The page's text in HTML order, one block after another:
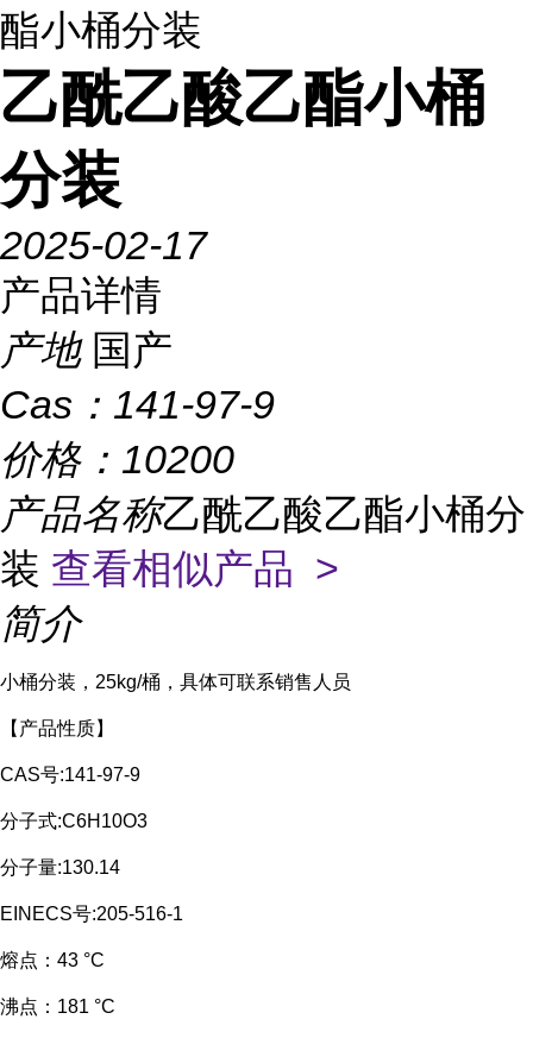
酯小桶分装
乙酰乙酸乙酯小桶
分装
2025-02-17
产品详情
产地 国产
Cas： 141-97-9
价格： 10200
产品名称乙酰乙酸乙酯小桶分
装 查看相似产品 >
简介
小桶分装，25kg/桶，具体可联系销售人员
【产品性质】
CAS号:141-97-9
分子式:C6H10O3
分子量:130.14
EINECS号:205-516-1
熔点： 43 °C
沸点： 181 °C